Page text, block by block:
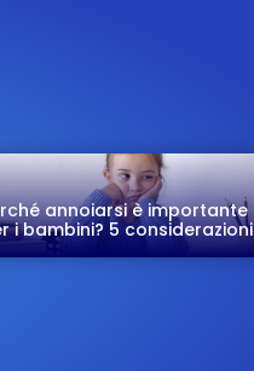
annoiarsi è importante
i bambini? 5 considerazioni